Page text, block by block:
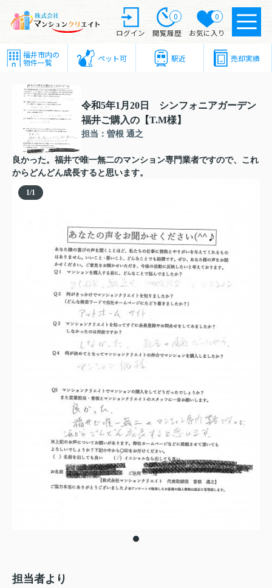
ログイン
0
閲覧履歴
0
お気に入り
福井市内の
物件一覧 ペット可 駅近 売却実績
令和5年1月20日 シンフォニアガーデン
福井ご購入の【T.M様】
担当：曽根 通之
良かった。福井で唯一無二のマンション専門業者ですので、これ
からどんどん成長すると思います。
1/1
担当者より